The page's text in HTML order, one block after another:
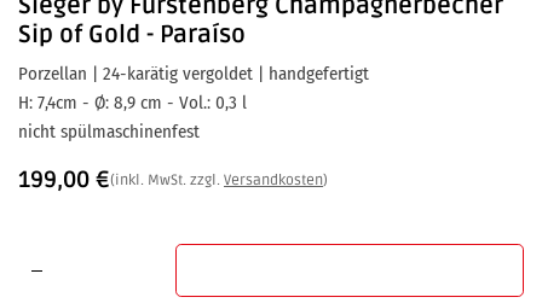
Sieger by Fürstenberg Champagnerbecher
Sip of Gold - Paraíso
Porzellan | 24-karätig vergoldet | handgefertigt
H: 7,4cm - Ø: 8,9 cm - Vol.: 0,3 l
nicht spülmaschinenfest
199,00 €(inkl. MwSt. zzgl. Versandkosten)